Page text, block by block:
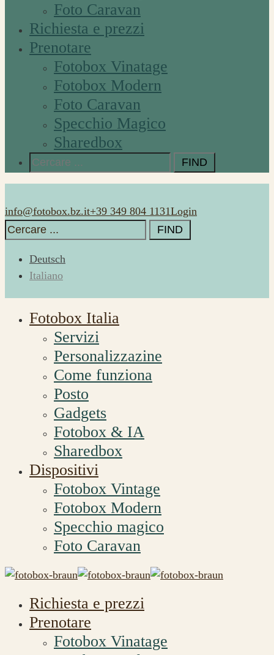
Foto Caravan
Richiesta e prezzi
Prenotare
Fotobox Vinatage
Fotobox Modern
Foto Caravan
Specchio Magico
Sharedbox
Search
for:
info@fotobox.bz.it+39 349 804 1131Login
Search
for:
Deutsch
Italiano
Fotobox Italia
Servizi
Personalizzazine
Come funziona
Posto
Gadgets
Fotobox & IA
Sharedbox
Dispositivi
Fotobox Vintage
Fotobox Modern
Specchio magico
Foto Caravan
Richiesta e prezzi
Prenotare
Fotobox Vinatage